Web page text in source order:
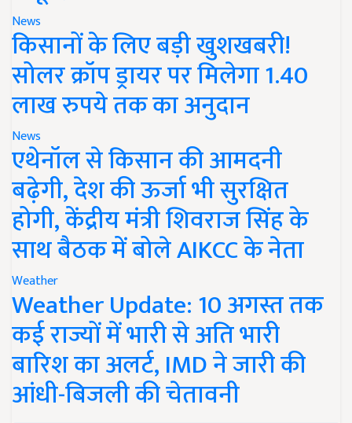
News
किसानों के लिए बड़ी खुशखबरी!
सोलर क्रॉप ड्रायर पर मिलेगा 1.40
लाख रुपये तक का अनुदान
News
एथेनॉल से किसान की आमदनी
बढ़ेगी, देश की ऊर्जा भी सुरक्षित
होगी, केंद्रीय मंत्री शिवराज सिंह के
साथ बैठक में बोले AIKCC के नेता
Weather
Weather Update: 10 अगस्त तक
कई राज्यों में भारी से अति भारी
बारिश का अलर्ट, IMD ने जारी की
आंधी-बिजली की चेतावनी